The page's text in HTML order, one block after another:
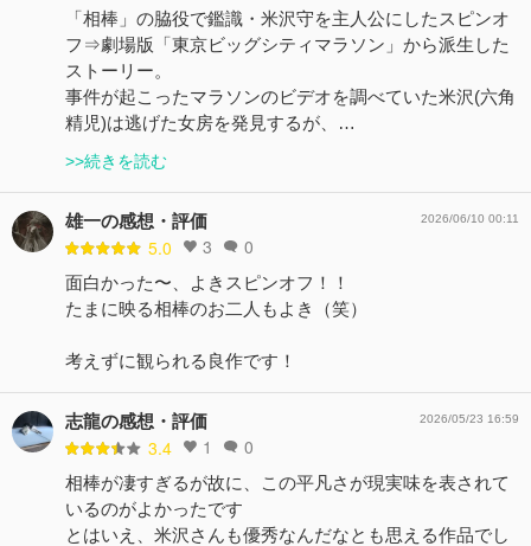
「相棒」の脇役で鑑識・米沢守を主人公にしたスピンオ
フ⇒劇場版「東京ビッグシティマラソン」から派生した
ストーリー。
事件が起こったマラソンのビデオを調べていた米沢(六角
精児)は逃げた女房を発見するが、…
>>続きを読む
雄一の感想・評価
5.0 3 0
2026/06/10 00:11
面白かった〜、よきスピンオフ！！
たまに映る相棒のお二人もよき（笑）
考えずに観られる良作です！
志龍の感想・評価
3.4 1 0
2026/05/23 16:59
相棒が凄すぎるが故に、この平凡さが現実味を表されて
いるのがよかったです
とはいえ、米沢さんも優秀なんだなとも思える作品でし